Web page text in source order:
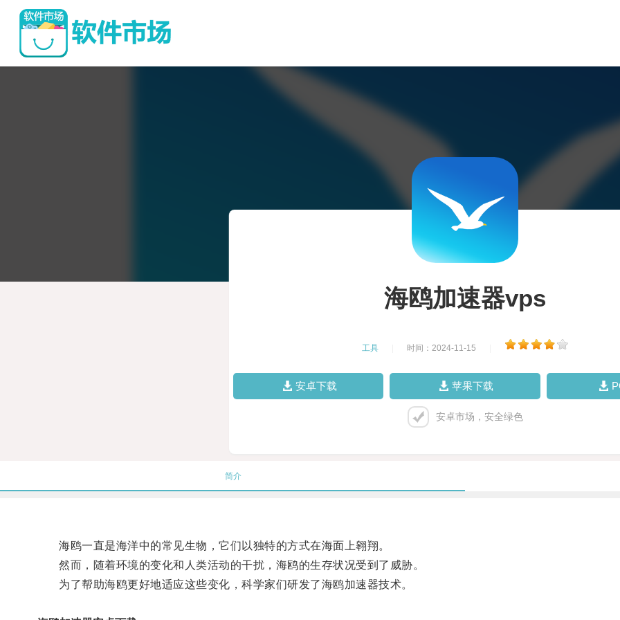
海鸥加速器vps
工具 时间：2024-11-15
安卓下载 苹果下载
安卓市场，安全绿色
简介
海鸥一直是海洋中的常见生物，它们以独特的方式在海面上翱翔。
然而，随着环境的变化和人类活动的干扰，海鸥的生存状况受到了威胁。
为了帮助海鸥更好地适应这些变化，科学家们研发了海鸥加速器技术。